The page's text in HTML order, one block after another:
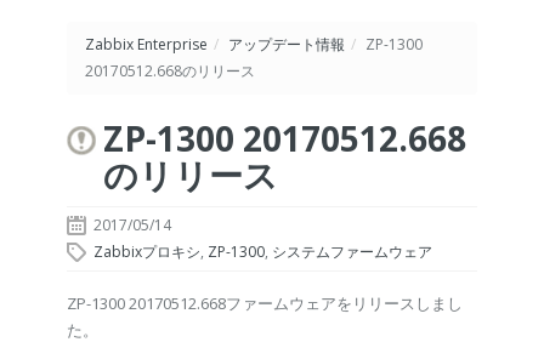
Zabbix Enterprise / アップデート情報 / ZP-1300
20170512.668のリリース
ZP-1300 20170512.668
のリリース
2017/05/14
Zabbixプロキシ, ZP-1300, システムファームウェア
ZP-1300 20170512.668ファームウェアをリリースしまし
た。